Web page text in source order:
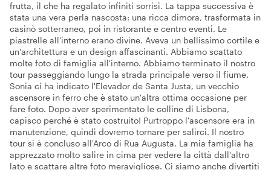
frutta, il che ha regalato infiniti sorrisi. La tappa successiva è
stata una vera perla nascosta: una ricca dimora, trasformata in
casinò sotterraneo, poi in ristorante e centro eventi. Le
piastrelle all'interno erano divine. Aveva un bellissimo cortile e
un'architettura e un design affascinanti. Abbiamo scattato
molte foto di famiglia all'interno. Abbiamo terminato il nostro
tour passeggiando lungo la strada principale verso il fiume.
Sonia ci ha indicato l'Elevador de Santa Justa, un vecchio
ascensore in ferro che è stato un'altra ottima occasione per
fare foto. Dopo aver sperimentato le colline di Lisbona,
capisco perché è stato costruito! Purtroppo l'ascensore era in
manutenzione, quindi dovremo tornare per salirci. Il nostro
tour si è concluso all'Arco di Rua Augusta. La mia famiglia ha
apprezzato molto salire in cima per vedere la città dall'altro
lato e scattare altre foto meravigliose. Ci siamo anche divertiti